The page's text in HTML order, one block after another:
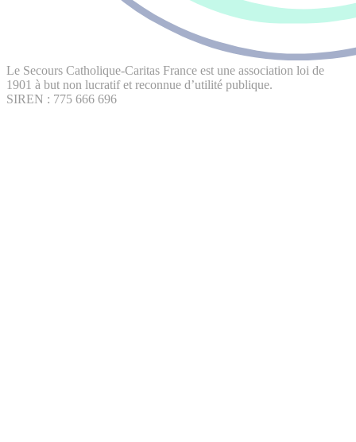
Le Secours Catholique-Caritas France est une association loi de
1901 à but non lucratif et reconnue d’utilité publique.
SIREN : 775 666 696